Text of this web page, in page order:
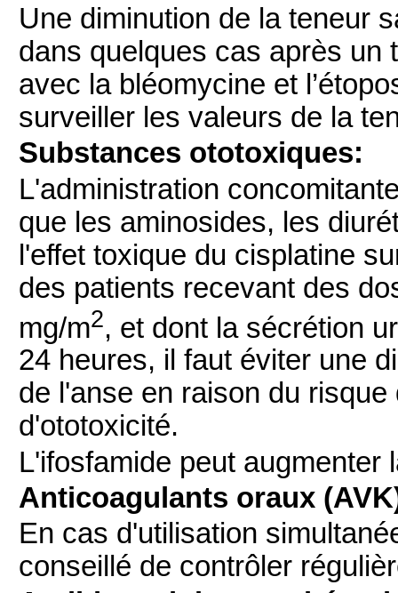
Une diminution de la teneur
dans quelques cas après un
avec la bléomycine et
surveiller les valeurs de la
Substances ototoxiques:
L'administration
que les aminosides, les
l'effet toxique du cisplatine
des patients recevant des
mg/m2, et dont la sécrétion
24 heures, il faut éviter une
de l'anse en raison du
d'ototoxicité.
L'ifosfamide peut augmenter
Anticoagulants oraux
En cas d'utilisation
conseillé de contrôler